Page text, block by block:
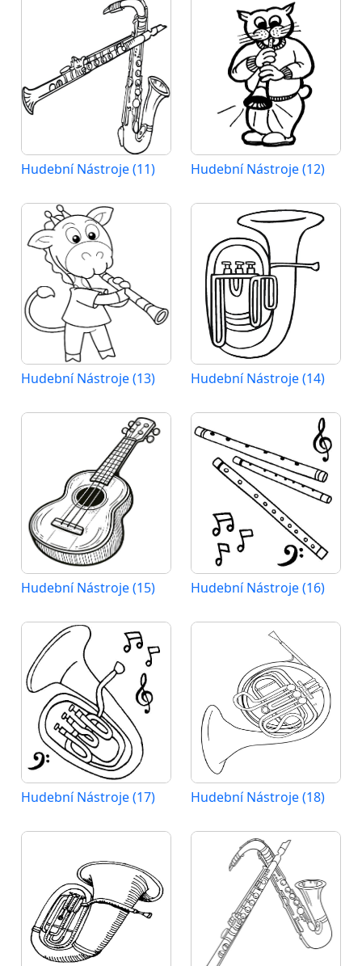
Hudební Nástroje (11) Hudební Nástroje (12)
Hudební Nástroje (13) Hudební Nástroje (14)
Hudební Nástroje (15) Hudební Nástroje (16)
Hudební Nástroje (17) Hudební Nástroje (18)